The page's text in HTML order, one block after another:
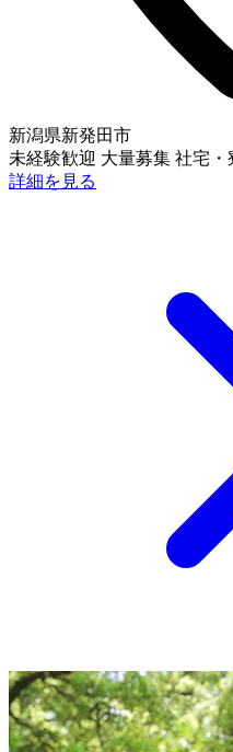
新潟県新発田市
未経験歓迎 大量募集 社宅・
詳細を見る